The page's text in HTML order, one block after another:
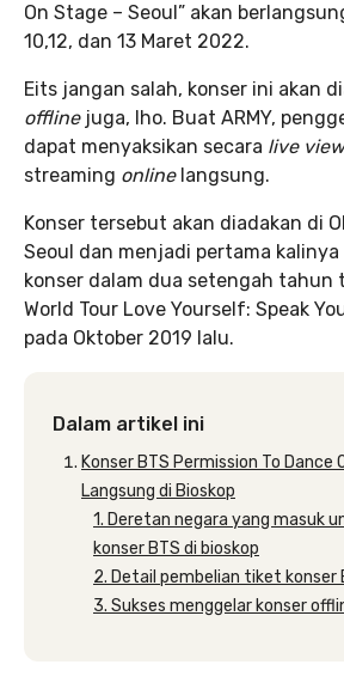
On Stage – Seoul” akan
10,12, dan 13 Maret 2022.
Eits jangan salah, konser ini akan
offline juga, lho. Buat ARMY,
dapat menyaksikan secara live
streaming online langsung.
Konser tersebut akan diadakan di
Seoul dan menjadi pertama kalinya
konser dalam dua setengah tahun
World Tour Love Yourself: Speak
pada Oktober 2019 lalu.
Dalam artikel ini
Konser BTS Permission To Dance
Langsung di Bioskop
1. Deretan negara yang masuk
konser BTS di bioskop
2. Detail pembelian tiket konser
3. Sukses menggelar konser